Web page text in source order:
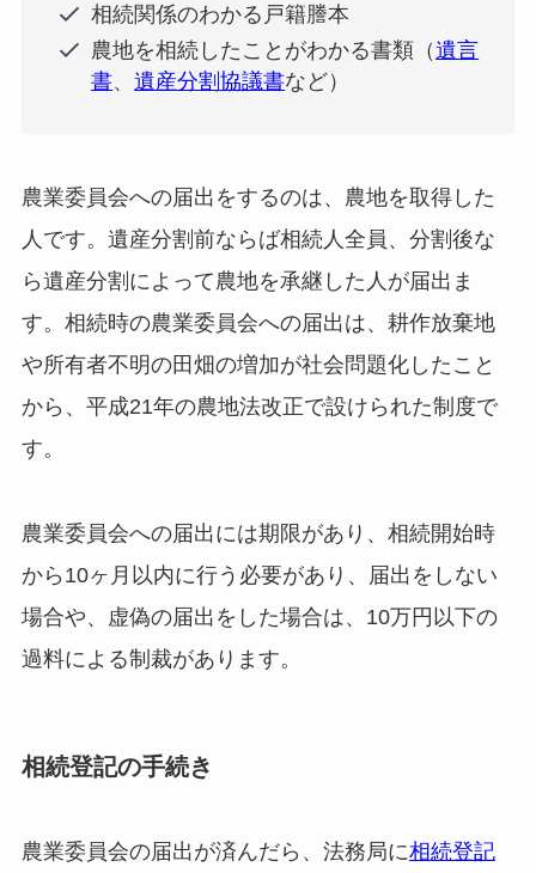
相続関係のわかる戸籍謄本
農地を相続したことがわかる書類（遺言
書、遺産分割協議書など）
農業委員会への届出をするのは、農地を取得した
人です。遺産分割前ならば相続人全員、分割後な
ら遺産分割によって農地を承継した人が届出ま
す。相続時の農業委員会への届出は、耕作放棄地
や所有者不明の田畑の増加が社会問題化したこと
から、平成21年の農地法改正で設けられた制度で
す。
農業委員会への届出には期限があり、相続開始時
から10ヶ月以内に行う必要があり、届出をしない
場合や、虚偽の届出をした場合は、10万円以下の
過料による制裁があります。
相続登記の手続き
農業委員会の届出が済んだら、法務局に相続登記